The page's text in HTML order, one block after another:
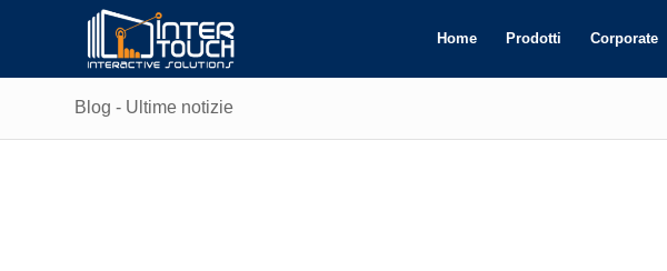
Home Prodotti Corporate
Blog - Ultime notizie